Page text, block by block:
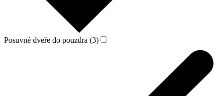
Posuvné dveře do pouzdra (3)